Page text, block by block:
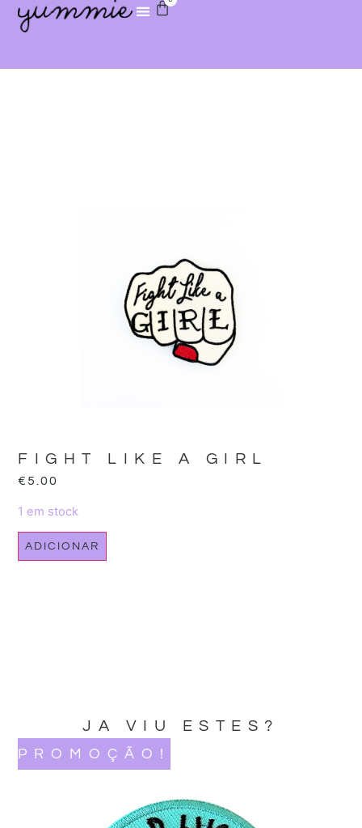
FIGHT LIKE A GIRL
€5.00
1 em stock
ADICIONAR
JA VIU ESTES?
PROMOÇÃO!